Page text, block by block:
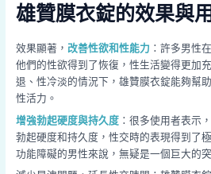
雄贊膜衣錠的效果與
效果顯著， 改善性欲和性能力 ：許多男性
他們的性欲得到了恢復，性生活變得更加
退、性冷淡的情況下，雄贊膜衣錠能夠幫
性活力。
增強勃起硬度與持久度：很多使用者表示
勃起硬度和持久度，性交時的表現得到了
功能障礙的男性來說，無疑是一個巨大的